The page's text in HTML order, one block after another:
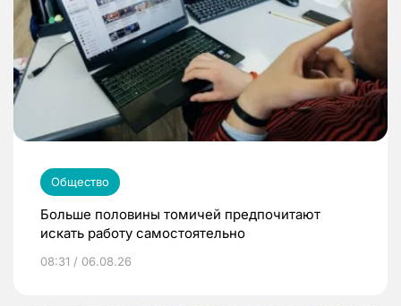
Общество
Больше половины томичей предпочитают
искать работу самостоятельно
08:31 / 06.08.26